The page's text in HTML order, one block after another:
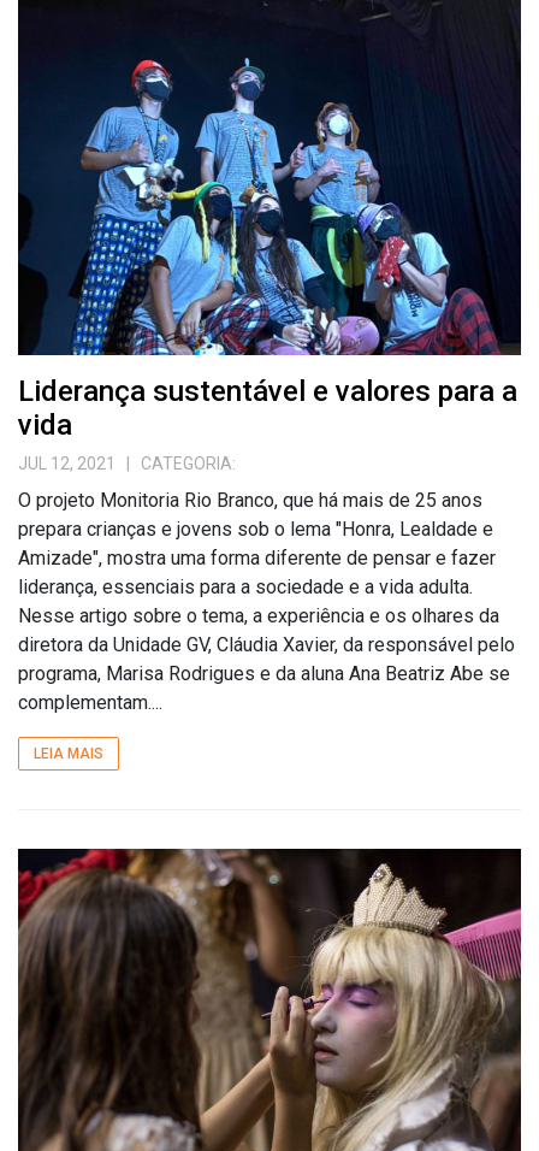
Liderança sustentável e valores para a
vida
JUL 12, 2021 | CATEGORIA:
O projeto Monitoria Rio Branco, que há mais de 25 anos
prepara crianças e jovens sob o lema "Honra, Lealdade e
Amizade", mostra uma forma diferente de pensar e fazer
liderança, essenciais para a sociedade e a vida adulta.
Nesse artigo sobre o tema, a experiência e os olhares da
diretora da Unidade GV, Cláudia Xavier, da responsável pelo
programa, Marisa Rodrigues e da aluna Ana Beatriz Abe se
complementam....
LEIA MAIS